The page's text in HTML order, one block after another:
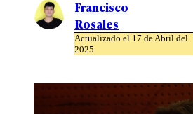
Francisco
Rosales
Actualizado el 17 de Abril del
2025